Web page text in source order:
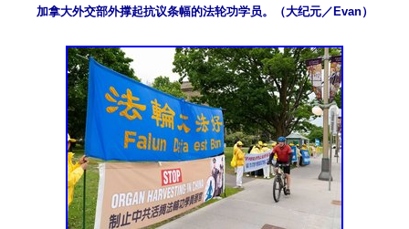
加拿大外交部外撑起抗议条幅的法轮功学员。（大纪元／Evan）